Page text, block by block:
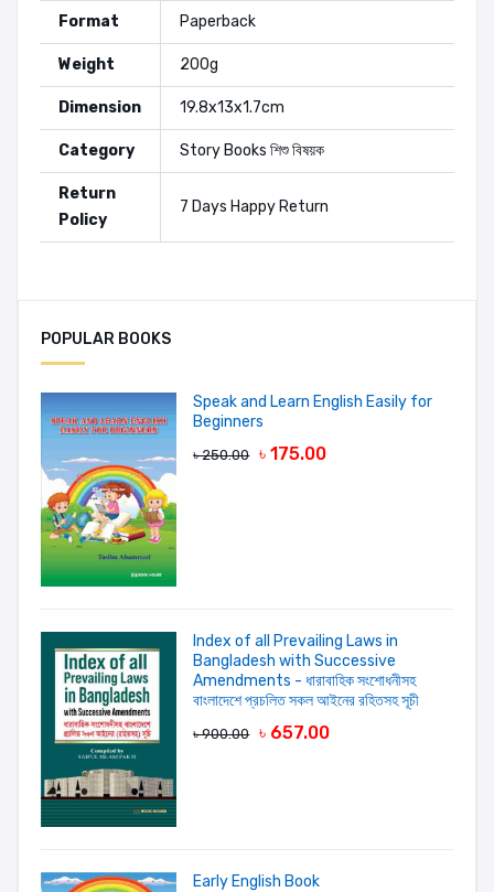
Format Paperback
Weight 200g
Dimension 19.8x13x1.7cm
Category Story Books শিশু বিষয়ক
Return
Policy
7 Days Happy Return
Add A Review
Your Rating
Your review
LOGIN FIRST
POPULAR BOOKS
Speak and Learn English Easily for
Beginners
৳ 250.00 ৳ 175.00
Index of all Prevailing Laws in
Bangladesh with Successive
Amendments - ধারাবাহিক সংশোধনীসহ
বাংলাদেশে প্রচলিত সকল আইনের রহিতসহ সূচী
৳ 900.00 ৳ 657.00
Early English Book